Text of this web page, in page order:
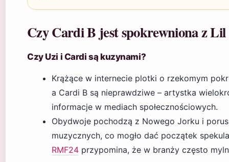
Czy Cardi B jest spokrewniona z
Czy Uzi i Cardi są kuzynami?
Krążące w internecie plotki o rzekomym
a Cardi B są nieprawdziwe – artystka
informacje w mediach społecznościowych.
Obydwoje pochodzą z Nowego Jorku i
muzycznych, co mogło dać początek
RMF24 przypomina, że w branży często